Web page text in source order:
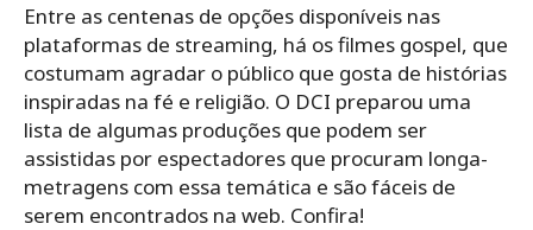
Entre as centenas de opções disponíveis nas
plataformas de streaming, há os filmes gospel, que
costumam agradar o público que gosta de histórias
inspiradas na fé e religião. O DCI preparou uma
lista de algumas produções que podem ser
assistidas por espectadores que procuram longa-
metragens com essa temática e são fáceis de
serem encontrados na web. Confira!